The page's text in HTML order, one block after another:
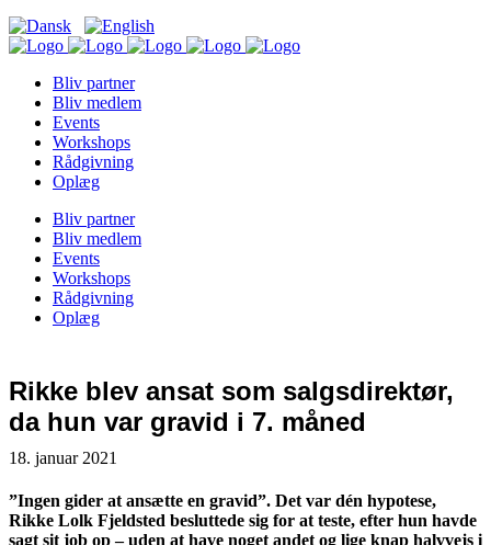
Bliv partner
Bliv medlem
Events
Workshops
Rådgivning
Oplæg
Bliv partner
Bliv medlem
Events
Workshops
Rådgivning
Oplæg
Rikke blev ansat som salgsdirektør,
da hun var gravid i 7. måned
18. januar 2021
”Ingen gider at ansætte en gravid”. Det var dén hypotese,
Rikke Lolk Fjeldsted besluttede sig for at teste, efter hun havde
sagt sit job op – uden at have noget andet og lige knap halvvejs i